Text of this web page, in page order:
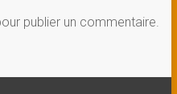
publier un commentaire.